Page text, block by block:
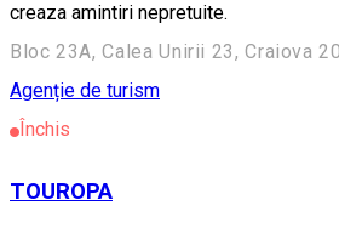
creaza amintiri nepretuite.
Bloc 23A, Calea Unirii 23, Craiova
Agenție de turism
Închis
TOUROPA